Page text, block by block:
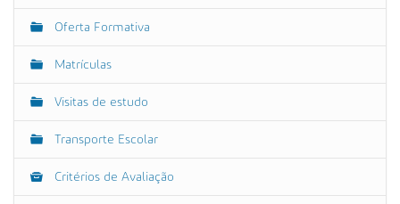
Oferta Formativa
Matrículas
Visitas de estudo
Transporte Escolar
Critérios de Avaliação